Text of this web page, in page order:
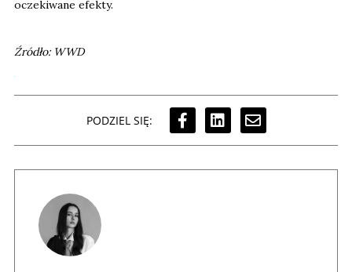
oczekiwane efekty.
Źródło: WWD
PODZIEL SIĘ: